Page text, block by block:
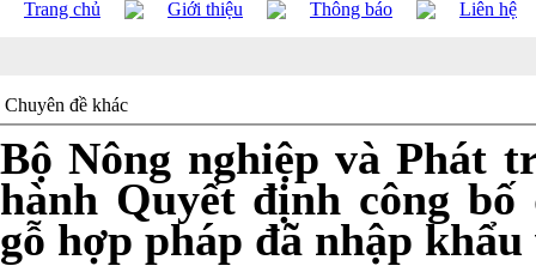
Trang chủ Giới thiệu Thông báo Liên hệ
Chuyên đề khác
Bộ Nông nghiệp và Phát
hành Quyết định công
gỗ hợp pháp đã nhập